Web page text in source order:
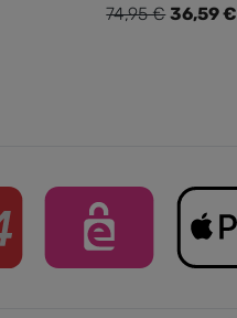
Verkaufspreis:
36,59 €
Regulärer Preis:
74,95 €